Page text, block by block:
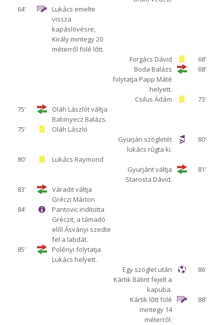
64'
Lukács emelte
vissza
kapáslövésre,
Király mintegy 20
méterről fölé lőtt.
68'
Forgács Dávid
68'
Boda Balázs
folytatja Papp Máté
helyett.
73'
Csilus Ádám
75'
Oláh Lászlót váltja
Babinyecz Balázs.
75'
Oláh László
80'
Gyurján szögletét
lukács rúgta ki.
80'
Lukács Raymond
81'
Gyurjánt váltja
Starosta Dávid.
83'
Váradit váltja
Gréczi Márton
84'
Pantovic indította
Gréczit, a támadó
elől Ásványi szedte
fel a labdát.
85'
Polényi folytatja
Lukács helyett.
86'
Egy szöglet után
Kártik Bálint fejelt a
kapuba.
88'
Kártik lőtt fölé
mintegy 14
méterről.